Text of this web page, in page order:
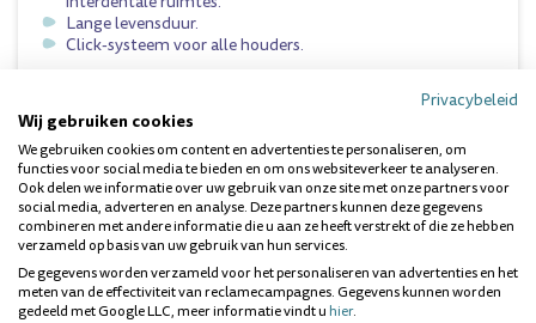
Lange levensduur.
Click-systeem voor alle houders.
BEHOEFTES:
Bloedend tandvlees
Gevoelige tanden
Implantaten
Ontstoken tandvlees
Orthodontie
Schone tanden
Slechte adem
Tandplak
Privacybeleid
Wij gebruiken cookies
We gebruiken cookies om content en advertenties te personaliseren, om
functies voor social media te bieden en om ons websiteverkeer te analyseren.
Ook delen we informatie over uw gebruik van onze site met onze partners voor
social media, adverteren en analyse. Deze partners kunnen deze gegevens
combineren met andere informatie die u aan ze heeft verstrekt of die ze hebben
verzameld op basis van uw gebruik van hun services.
De gegevens worden verzameld voor het personaliseren van advertenties en het
meten van de effectiviteit van reclamecampagnes. Gegevens kunnen worden
gedeeld met Google LLC, meer informatie vindt uhier.